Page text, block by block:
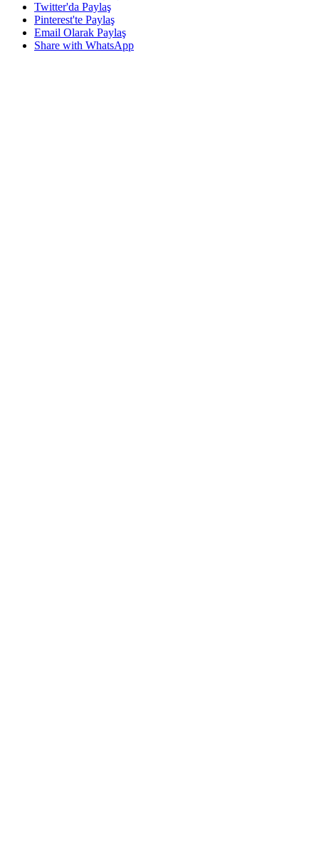
Twitter'da Paylaş
Pinterest'te Paylaş
Email Olarak Paylaş
Share with WhatsApp